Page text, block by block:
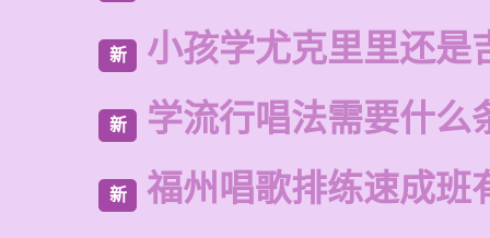
新 小孩学尤克里里还是
新 学流行唱法需要什么
新 福州唱歌排练速成班